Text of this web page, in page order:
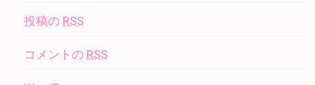
投稿の RSS
コメントの RSS